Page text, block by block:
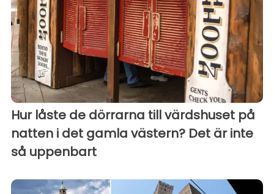
Hur låste de dörrarna till värdshuset på
natten i det gamla västern? Det är inte
så uppenbart